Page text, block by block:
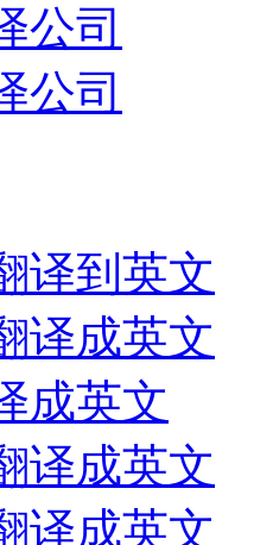
公司
公司
译到英文
译成英文
成英文
译成英文
译成英文